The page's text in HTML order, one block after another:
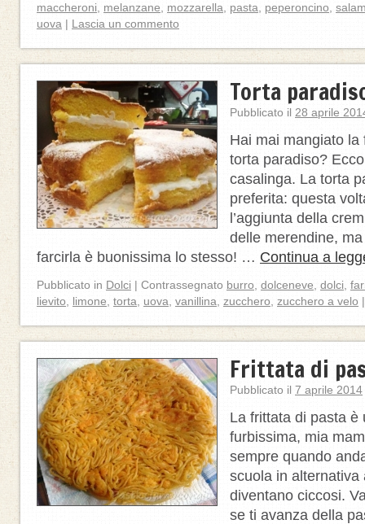
maccheroni melanzane mozzarella pasta peperoncino
uova | Lascia un commento
Torta
Pubblicato il 28 aprile
Hai mai mangiato la
torta paradiso?
casalinga. La torta
preferita: questa
l’aggiunta della
delle merendine,
farcirla è buonissima lo stesso! … Continua a
Pubblicato in Dolci | Contrassegnato burro dolceneve dolci
lievito
limone torta uova vanillina zucchero zucchero a velo |
Frittata di
Pubblicato il 7 aprile 2014
La frittata di pasta è
furbissima, mia
sempre quando
scuola in alternativa
diventano ciccosi.
se ti avanza della